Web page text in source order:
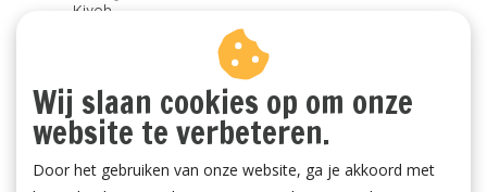
Wij slaan cookies op om onze
website te verbeteren.
Door het gebruiken van onze website, ga je akkoord met